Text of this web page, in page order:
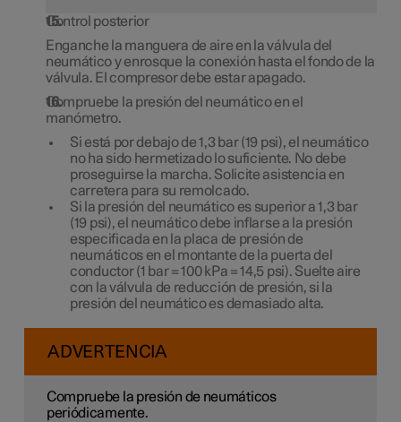
Control posterior
Enganche la manguera de aire en la válvula del
neumático y enrosque la conexión hasta el fondo de la
válvula. El compresor debe estar apagado.
Compruebe la presión del neumático en el
manómetro.
Si está por debajo de1,3 bar(19 psi), el neumático
no ha sido hermetizado lo suficiente. No debe
proseguirse la marcha. Solicite asistencia en
carretera para su remolcado.
Si la presión del neumático es superior a1,3 bar
(19 psi), el neumático debe inflarse a la presión
especificada en la placa de presión de
neumáticos en el montante de la puerta del
conductor (1 bar=100 kPa =14,5 psi). Suelte aire
con la válvula de reducción de presión, si la
presión del neumático es demasiado alta.
ADVERTENCIA
Compruebe la presión de neumáticos
periódicamente.